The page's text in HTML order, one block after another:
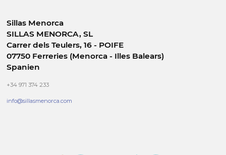
Sillas Menorca
SILLAS MENORCA, SL
Carrer dels Teulers, 16 - POIFE
07750 Ferreries (Menorca - Illes Balears)
Spanien
+34 971 374 233
info@sillasmenorca.com